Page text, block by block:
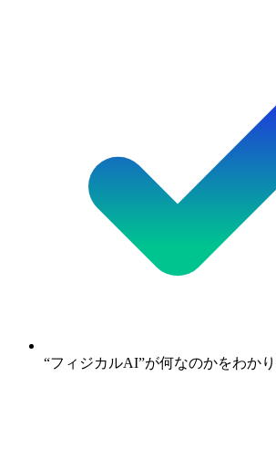
“フィジカルAI”が何なのかをわか